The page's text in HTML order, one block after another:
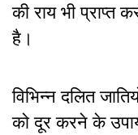
की राय भी प्राप्त
है।
विभिन्न दलित
को दूर करने के